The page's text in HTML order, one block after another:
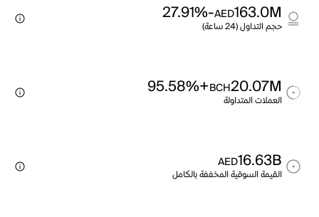
163.0M
AED
-27.91%
حجم التداول (24 ساعة)
20.07M
BCH
+95.58%
العملات المتداولة
16.63B
AED
القيمة السوقية المخففة بالكامل